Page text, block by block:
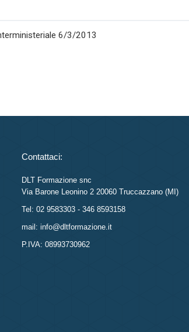
6/3/2013
Contattaci:
DLT Formazione snc
Via Barone Leonino 2 20060 Truccazzano (MI)
Tel: 02 9583303 - 346 8593158
mail: info@dltformazione.it
P.IVA: 08993730962